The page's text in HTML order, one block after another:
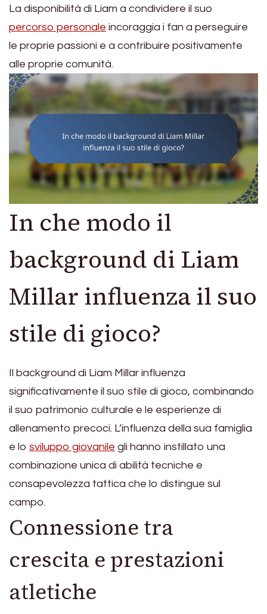
La disponibilità di Liam a condividere il suo
percorso personale incoraggia i fan a perseguire
le proprie passioni e a contribuire positivamente
alle proprie comunità.
In che modo il
background di Liam
Millar influenza il suo
stile di gioco?
Il background di Liam Millar influenza
significativamente il suo stile di gioco, combinando
il suo patrimonio culturale e le esperienze di
allenamento precoci. L’influenza della sua famiglia
e lo sviluppo giovanile gli hanno instillato una
combinazione unica di abilità tecniche e
consapevolezza tattica che lo distingue sul
campo.
Connessione tra
crescita e prestazioni
atletiche